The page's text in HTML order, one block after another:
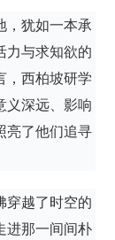
，犹如一本承
力与求知欲的
，西柏坡研学
义深远、影响
亮了他们追寻
穿越了时空的
进那一间间朴